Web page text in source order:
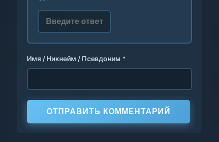
Имя / Никнейм / Псевдоним *
ОТПРАВИТЬ КОММЕНТАРИЙ